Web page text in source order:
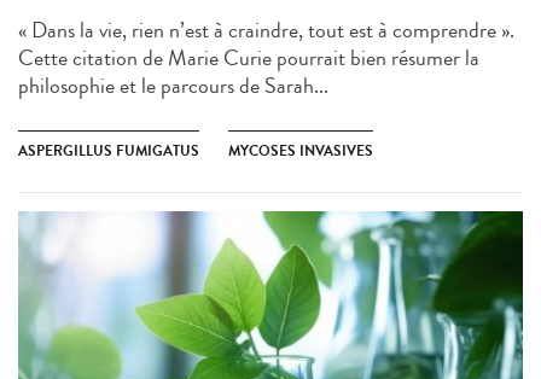
« Dans la vie, rien n’est à craindre, tout est à comprendre ».
Cette citation de Marie Curie pourrait bien résumer la
philosophie et le parcours de Sarah...
ASPERGILLUS FUMIGATUS MYCOSES INVASIVES